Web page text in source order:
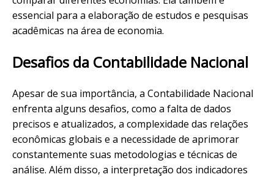
essencial para a elaboração de estudos e pesquisas
acadêmicas na área de economia.
Desafios da Contabilidade Nacional
Apesar de sua importância, a Contabilidade Nacional
enfrenta alguns desafios, como a falta de dados
precisos e atualizados, a complexidade das relações
econômicas globais e a necessidade de aprimorar
constantemente suas metodologias e técnicas de
análise. Além disso, a interpretação dos indicadores